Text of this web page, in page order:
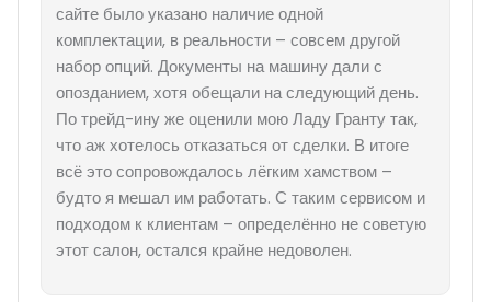
сайте было указано наличие одной
комплектации, в реальности – совсем другой
набор опций. Документы на машину дали с
опозданием, хотя обещали на следующий день.
По трейд-ину же оценили мою Ладу Гранту так,
что аж хотелось отказаться от сделки. В итоге
всё это сопровождалось лёгким хамством –
будто я мешал им работать. С таким сервисом и
подходом к клиентам – определённо не советую
этот салон, остался крайне недоволен.